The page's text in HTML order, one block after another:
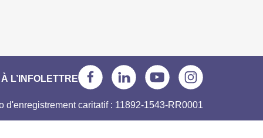
L’INFOLETTRE
d'enregistrement caritatif : 11892-1543-RR0001